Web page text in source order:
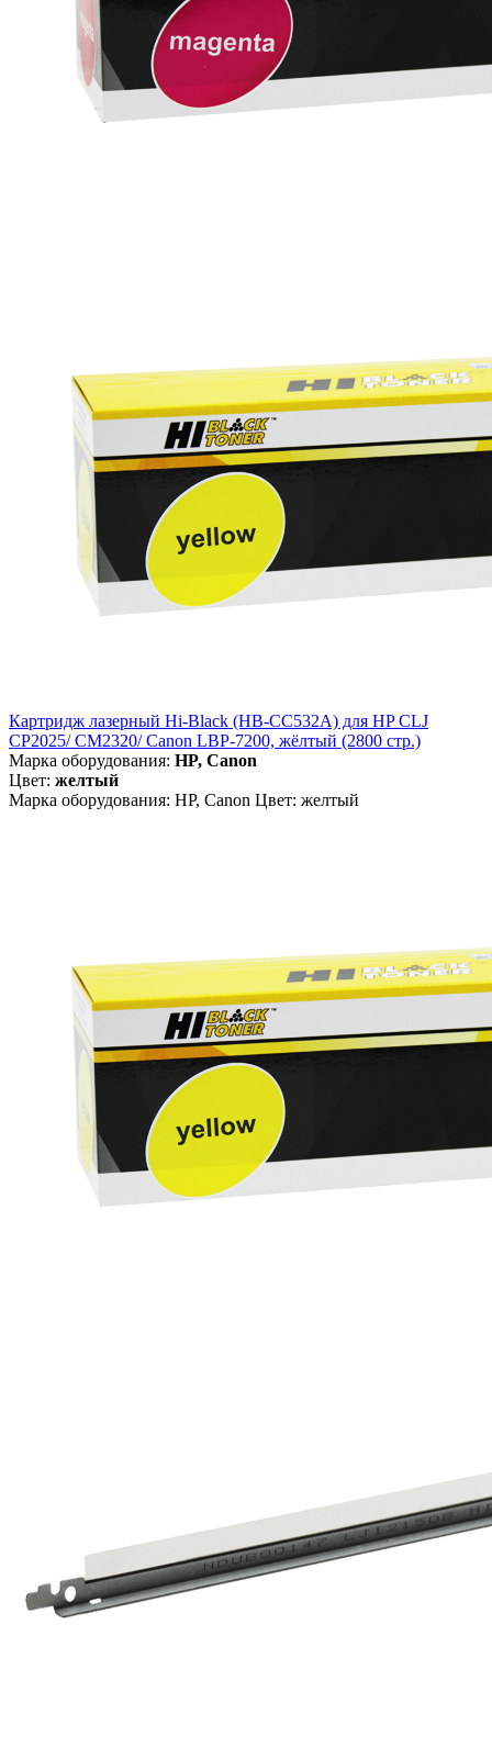
Картридж лазерный Hi-Black (HB-CC532A) для HP CLJ
CP2025/ CM2320/ Canon LBP-7200, жёлтый (2800 стр.)
Марка оборудования: HP, Canon
Цвет: желтый
Марка оборудования: HP, Canon Цвет: желтый